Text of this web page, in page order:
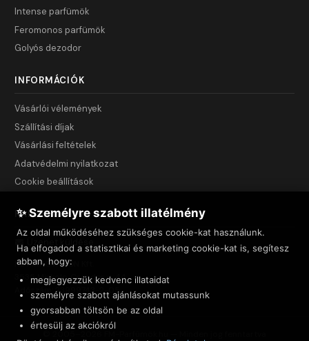
Intense parfümök
Feromonos parfümök
Golyós dezodor
INFORMÁCIÓK
Vásárlói vélemények
Szállítási díjak
Vásárlási feltételek
Adatvédelmi nyilatkozat
Cookie beállítások
KAPCSOLAT
Üzenet küldése
NET INNOVATION Kft.
3535 Miskolc, Csendes u. 44.
Adószám: 23999743-2-05
© 2005–2026 FM-Parfümök.hu — Minden jog fenntartva
✨ Személyre szabott illatélmény
Az oldal működéséhez szükséges cookie-kat használunk.
Ha elfogadod a statisztikai és marketing cookie-kat is, segítesz
abban, hogy:
megjegyezzük kedvenc illataidat
személyre szabott ajánlásokat mutassunk
gyorsabban töltsön be az oldal
értesülj az akciókról